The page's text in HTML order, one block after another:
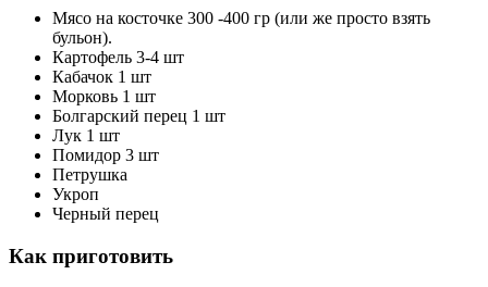
Мясо на косточке 300 -400 гр (или же просто взять
бульон).
Картофель 3-4 шт
Кабачок 1 шт
Морковь 1 шт
Болгарский перец 1 шт
Лук 1 шт
Помидор 3 шт
Петрушка
Укроп
Черный перец
Как приготовить